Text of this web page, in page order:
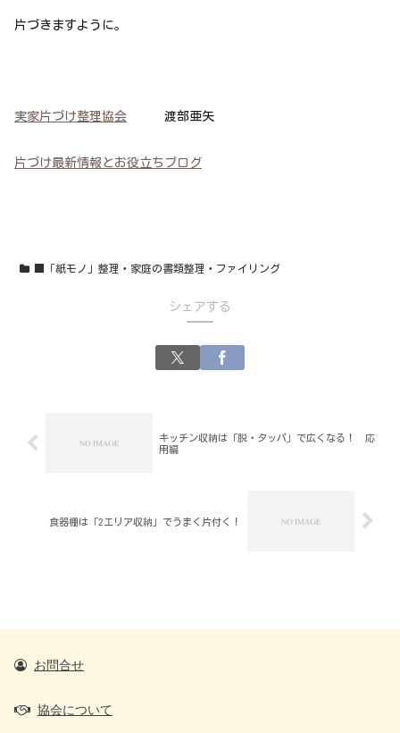
片づきますように。
実家片づけ整理協会 渡部亜矢
片づけ最新情報とお役立ちブログ
■「紙モノ」整理・家庭の書類整理・ファイリング
シェアする
キッチン収納は「脱・タッパ」で広くなる！ 応
用編
食器棚は「2エリア収納」でうまく片付く！
お問合せ
協会について